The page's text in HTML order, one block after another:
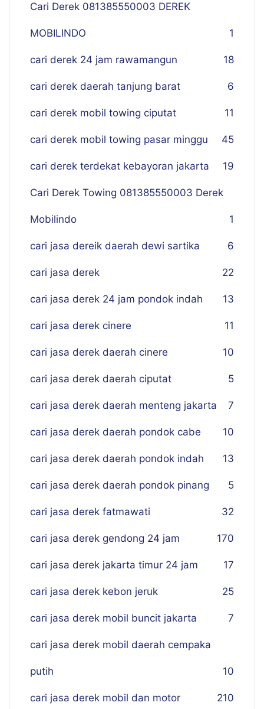
Cari Derek 081385550003 DEREK
MOBILINDO 1
cari derek 24 jam rawamangun 18
cari derek daerah tanjung barat 6
cari derek mobil towing ciputat 11
cari derek mobil towing pasar minggu 45
cari derek terdekat kebayoran jakarta 19
Cari Derek Towing 081385550003 Derek
Mobilindo 1
cari jasa dereik daerah dewi sartika 6
cari jasa derek 22
cari jasa derek 24 jam pondok indah 13
cari jasa derek cinere 11
cari jasa derek daerah cinere 10
cari jasa derek daerah ciputat 5
cari jasa derek daerah menteng jakarta 7
cari jasa derek daerah pondok cabe 10
cari jasa derek daerah pondok indah 13
cari jasa derek daerah pondok pinang 5
cari jasa derek fatmawati 32
cari jasa derek gendong 24 jam 170
cari jasa derek jakarta timur 24 jam 17
cari jasa derek kebon jeruk 25
cari jasa derek mobil buncit jakarta 7
cari jasa derek mobil daerah cempaka
putih 10
cari jasa derek mobil dan motor 210